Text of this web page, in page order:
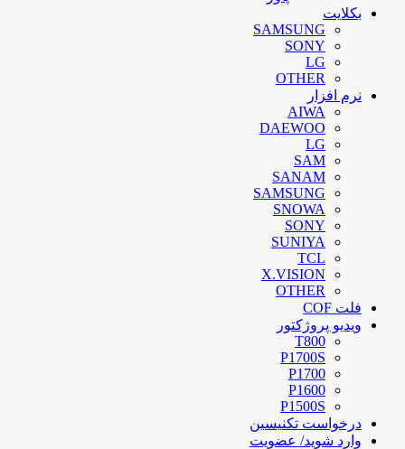
بکلایت
SAMSUNG
SONY
LG
OTHER
نرم افزار
AIWA
DAEWOO
LG
SAM
SANAM
SAMSUNG
SNOWA
SONY
SUNIYA
TCL
X.VISION
OTHER
فلت COF
ویدیو پروژکتور
T800
P1700S
P1700
P1600
P1500S
درخواست تکنیسین
وارد شوید/ عضویت